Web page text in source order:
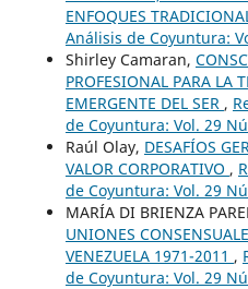
ENFOQUES
Análisis de Coyuntura:
Shirley Camaran,
PROFESIONAL PARA LA
EMERGENTE DEL SER ,
de Coyuntura: Vol. 29
Raúl Olay, DESAFÍOS
VALOR CORPORATIVO ,
de Coyuntura: Vol. 29
MARÍA DI BRIENZA
UNIONES
VENEZUELA 1971-2011 ,
de Coyuntura: Vol. 29